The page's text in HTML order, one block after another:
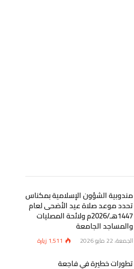
مندوبية الشؤون الإسلامية بمكناس
تحدد موعد صلاة عيد الأضحى لعام
1447هـ/2026م ولائحة المصليات
والمساجد الجامعة
الجمعة، 22 مايو 2026 1٬511 زيارة
تطورات خطيرة في فاجعة